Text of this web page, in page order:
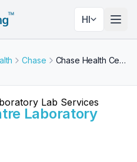
HI
Chase Chase Health Centre Laboratory
Laboratory